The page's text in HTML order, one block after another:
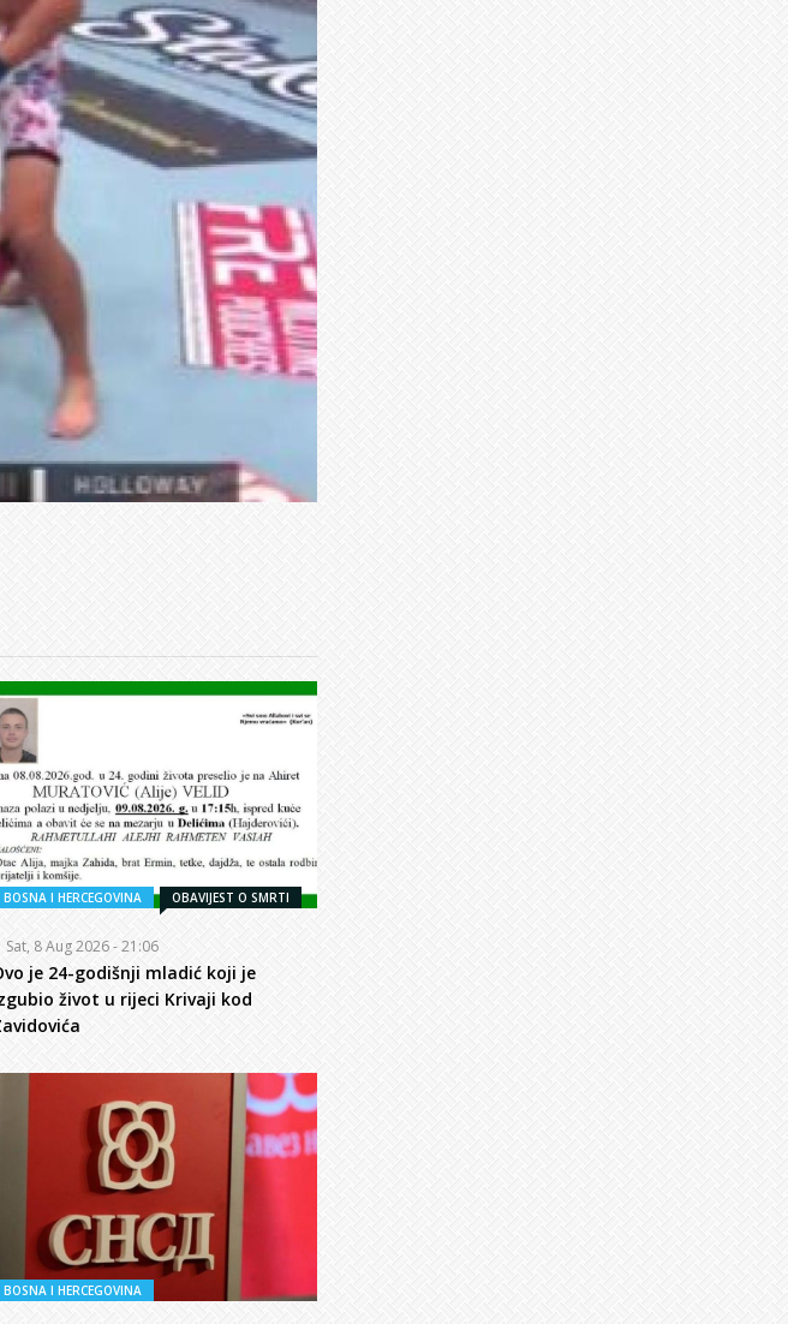
BOSNA I HERCEGOVINA OBAVIJEST O SMRTI
Sat, 8 Aug 2026 - 21:06
je 24-godišnji mladić koji je
život u rijeci Krivaji kod
BOSNA I HERCEGOVINA